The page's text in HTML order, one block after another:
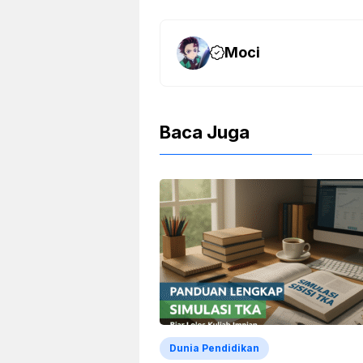
Moci
Baca Juga
Dunia Pendidikan